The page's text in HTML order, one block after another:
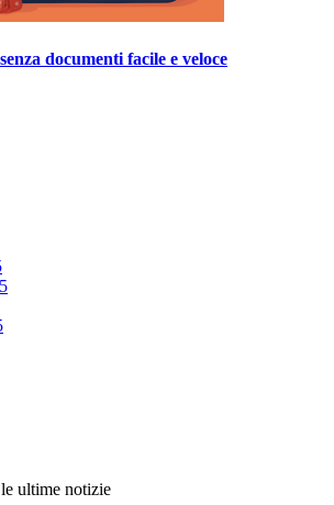
documenti facile e veloce
ultime notizie